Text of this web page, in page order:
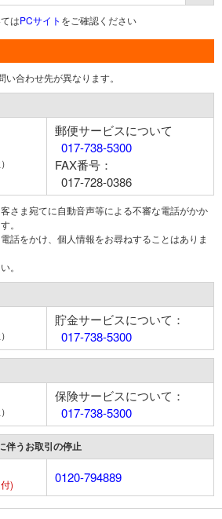
はPCサイト をご確認ください
合わせ先が異なります。
郵便サービスについて
017-738-5300
FAX番号：
017-728-0386
さま宛てに自動音声等による不審な電話がかか
。
話をかけ、個人情報をお尋ねすることはありま
。
貯金サービスについて：
017-738-5300
保険サービスについて：
017-738-5300
伴うお取引の停止
)
0120-794889